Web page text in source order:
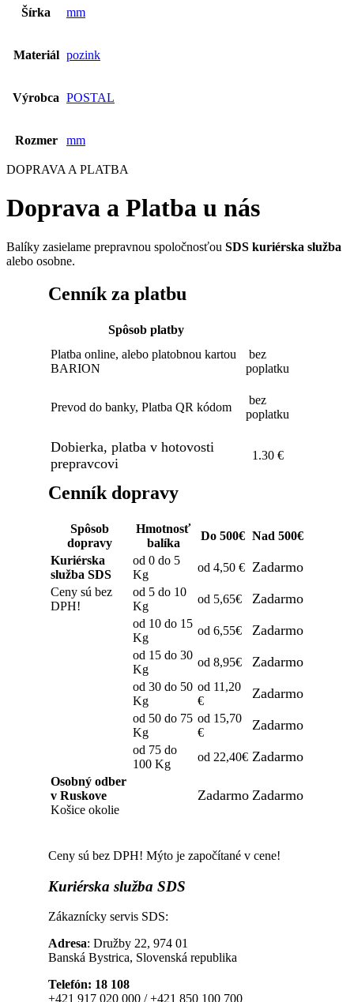
Šírka mm
Materiál pozink
Výrobca POSTAL
Rozmer mm
DOPRAVA A PLATBA
Doprava a Platba u nás
Balíky zasielame prepravnou spoločnosťou SDS kuriérska služba
alebo osobne.
Cenník za platbu
Spôsob platby
Platba online, alebo platobnou kartou
BARION
bez
poplatku
Prevod do banky, Platba QR kódom
bez
poplatku
Dobierka, platba v hotovosti
prepravcovi
1.30 €
Cenník dopravy
Spôsob
dopravy
Hmotnosť
balíka
Do 500€ Nad 500€
Kuriérska
služba SDS
od 0 do 5
Kg
od 4,50 € Zadarmo
Ceny sú bez
DPH!
od 5 do 10
Kg
od 5,65€ Zadarmo
od 10 do 15
Kg
od 6,55€ Zadarmo
od 15 do 30
Kg
od 8,95€ Zadarmo
od 30 do 50
Kg
od 11,20
€
Zadarmo
od 50 do 75
Kg
od 15,70
€
Zadarmo
od 75 do
100 Kg
od 22,40€ Zadarmo
Osobný odber
v Ruskove
Košice okolie
Zadarmo Zadarmo
Ceny sú bez DPH! Mýto je započítané v cene!
Kuriérska služba SDS
Zákaznícky servis SDS:
Adresa: Družby 22, 974 01
Banská Bystrica, Slovenská republika
Telefón: 18 108
+421 917 020 000 / +421 850 100 700